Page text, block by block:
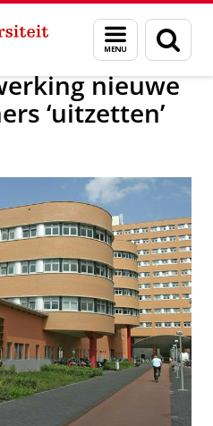
Menu
en
zoeken
Nieuwsberichten
nieuwe
‘uitzetten’